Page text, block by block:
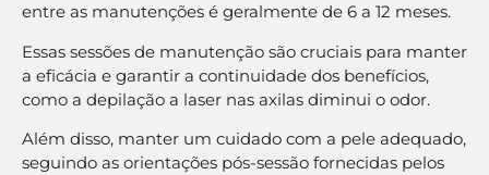
entre as manutenções é geralmente de 6 a 12 meses.
Essas sessões de manutenção são cruciais para manter
a eficácia e garantir a continuidade dos benefícios,
como a depilação a laser nas axilas diminui o odor.
Além disso, manter um cuidado com a pele adequado,
seguindo as orientações pós-sessão fornecidas pelos